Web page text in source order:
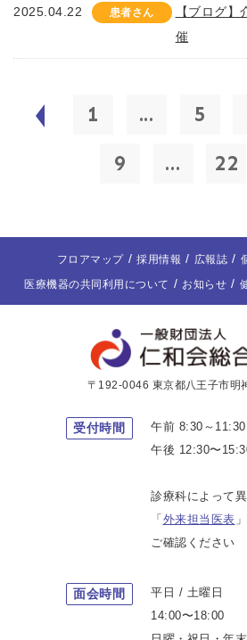
2025.04.22 患者さん
【ブログ
催
1 ... 5
9
... 22
フロアマップ 採用情報 広報誌
医療機器の共同利用について
お知らせ
〒192-0046 東京都八王子市明
受付時間
午前 8:30～11:30
午後 12:30〜
診療科によって
「 外来担当医表
ご確認ください
面会時間
平日 / 土曜日
14:00〜18:00